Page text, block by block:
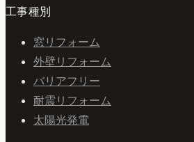
工事種別
窓リフォーム
外壁リフォーム
バリアフリー
耐震リフォーム
太陽光発電